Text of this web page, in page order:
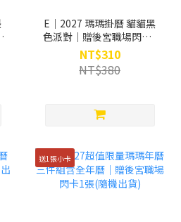
E｜2027 瑪瑪掛曆 貓貓黑
色派對｜贈後宮職場閃卡1
張(隨機出貨)
NT$310
NT$380
送1張小卡